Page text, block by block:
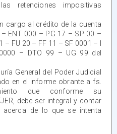
retenciones impositivas
cargo al crédito de la cuenta
ENT 000 – PG 17 – SP 00 –
– FU 20 – FF 11 – SF 0001 – I
– DTO 99 – UG 99 del
General del Poder Judicial
en el informe obrante a fs.
que conforme su
debe ser integral y contar
de lo que se intenta